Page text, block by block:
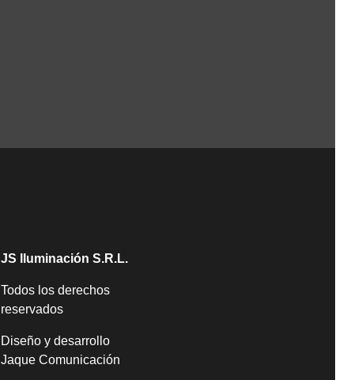
JS Iluminación S.R.L.
Todos los derechos
reservados
Diseño y desarrollo
Jaque Comunicación